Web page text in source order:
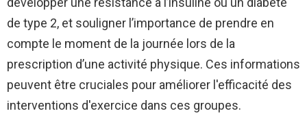
de type 2, et souligner l’importance de prendre en
compte le moment de la journée lors de la
prescription d’une activité physique. Ces informations
peuvent être cruciales pour améliorer l'efficacité des
interventions d'exercice dans ces groupes.